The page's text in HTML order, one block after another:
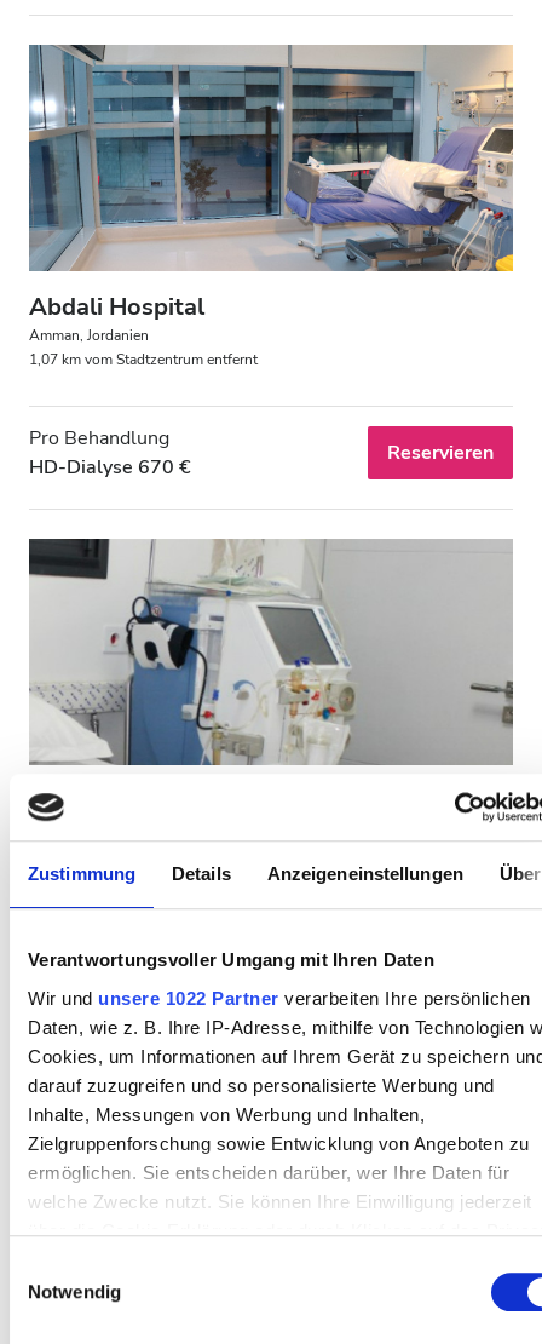
Zustimmung Details Anzeigeneinstellungen
Verantwortungsvoller Umgang mit Ihren Daten
Wir und unsere 1022 Partner verarbeiten Ihre persönlichen
Daten, wie z. B. Ihre IP-Adresse, mithilfe von Technologien
Cookies, um Informationen auf Ihrem Gerät zu speichern
darauf zuzugreifen und so personalisierte Werbung und
Inhalte, Messungen von Werbung und Inhalten,
Zielgruppenforschung sowie Entwicklung von Angeboten zu
ermöglichen. Sie entscheiden darüber, wer Ihre Daten für
welche Zwecke nutzt. Sie können Ihre Einwilligung jederzeit
über die Cookie-Erklärung oder durch Klicken auf das
Notwendig
Erfrischungen
Kostenloses WiFi
TV-Bildschirme
Kostenloser Transport
Preis
0 - 100 EUR
100 - 200 EUR
300+ EUR
Schichten
Morgen
Nachmittag
Bewertung
Gut
Sehr gut
Ausgezeichnet
Abdali Hospital
Amman, Jordanien
1,07 km vom Stadtzentrum entfernt
Pro Behandlung
HD-Dialyse 670 €
Reservieren
Amman Hospital (AKA Amman Surgical
Hospital)
Amman, Jordanien
0,14 km vom Stadtzentrum entfernt
Kostenloser Transport
Kostenloses Parken
Pro Behandlung
HD-Dialyse 475 €
Reservieren